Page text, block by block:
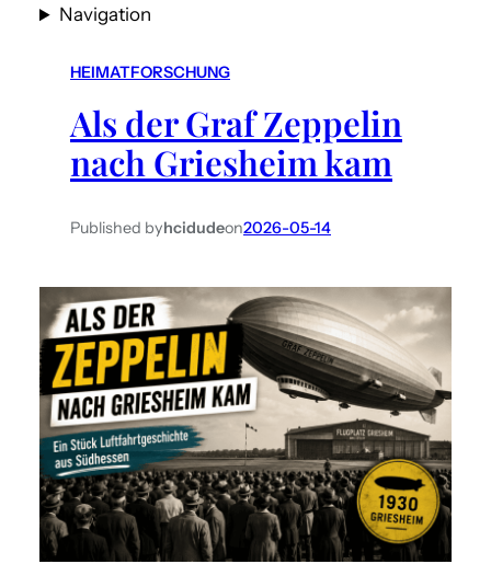
c Navigation
HEIMATFORSCHUNG
Als der Graf Zeppelin
nach Griesheim kam
Published byhcidudeon2026-05-14